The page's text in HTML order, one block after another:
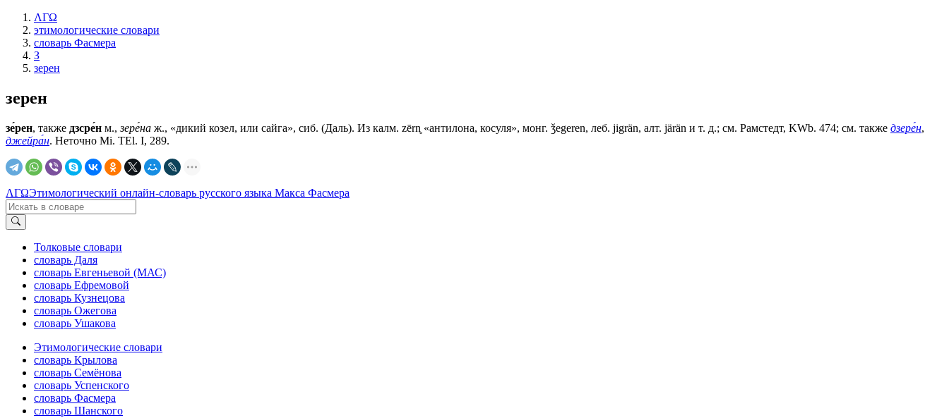
ΛΓΩ
этимологические словари
словарь Фасмера
З
зерен
зерен
зе́рен, также дзсре́н м.,зере́на ж., «дикий козел, или сайга», сиб. (Даль). Из калм. zērn̥ «антилона, косуля», монг. ǯеgеrеn, леб. jigrän, алт. järän и т. д.; см. Рамстедт, KWb. 474; см. также дзере́н,
джейра́н. Неточно Мi. ТЕl. I, 289.
ΛΓΩЭтимологический онлайн-словарь русского языка Макса Фасмера
Толковые словари
словарь Даля
словарь Евгеньевой (МАС)
словарь Ефремовой
словарь Кузнецова
словарь Ожегова
словарь Ушакова
Этимологические словари
словарь Крылова
словарь Семёнова
словарь Успенского
словарь Фасмера
словарь Шанского